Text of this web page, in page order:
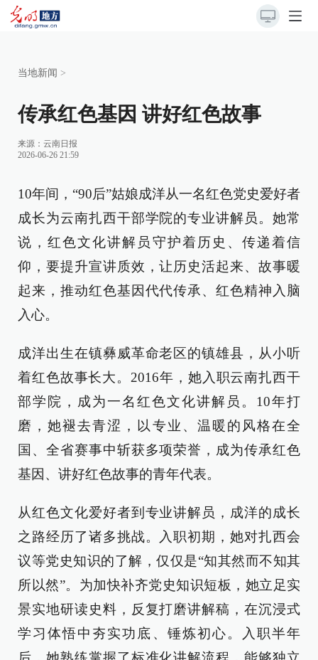
当地新闻 >
传承红色基因 讲好红色故事
来源： 云南日报
2026-06-26 21:59
10年间，“90后”姑娘成洋从一名红色党史爱好者
成长为云南扎西干部学院的专业讲解员。她常
说，红色文化讲解员守护着历史、传递着信
仰，要提升宣讲质效，让历史活起来、故事暖
起来，推动红色基因代代传承、红色精神入脑
入心。
成洋出生在镇彝威革命老区的镇雄县，从小听
着红色故事长大。2016年，她入职云南扎西干
部学院，成为一名红色文化讲解员。10年打
磨，她褪去青涩，以专业、温暖的风格在全
国、全省赛事中斩获多项荣誉，成为传承红色
基因、讲好红色故事的青年代表。
从红色文化爱好者到专业讲解员，成洋的成长
之路经历了诸多挑战。入职初期，她对扎西会
议等党史知识的了解，仅仅是“知其然而不知其
所以然”。为加快补齐党史知识短板，她立足实
景实地研读史料，反复打磨讲解稿，在沉浸式
学习体悟中夯实功底、锤炼初心。入职半年